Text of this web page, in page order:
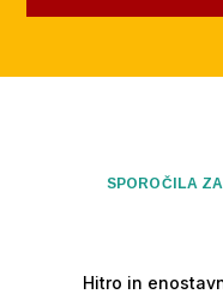
SPOROČILA
Hitro in